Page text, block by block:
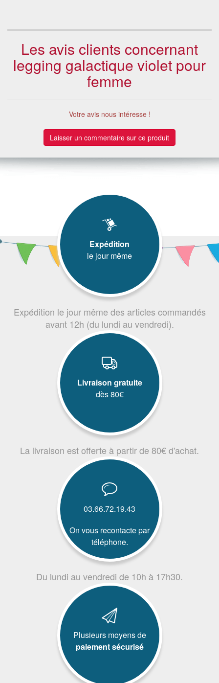
Les avis clients concernant
legging galactique violet pour
femme
Votre avis nous intéresse !
Laisser un commentaire sur ce produit
Expédition
le jour même
Expédition le jour même des articles commandés
avant 12h (du lundi au vendredi).
Livraison gratuite
dès 80€
La livraison est offerte à partir de 80€ d'achat.
03.66.72.19.43
On vous recontacte par
téléphone.
Du lundi au vendredi de 10h à 17h30.
Plusieurs moyens de
paiement sécurisé